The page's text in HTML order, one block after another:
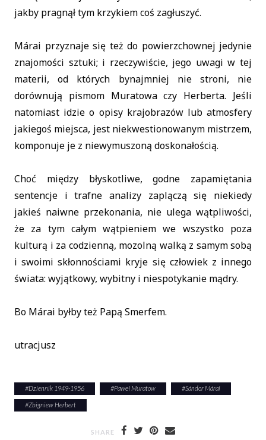
jakby pragnął tym krzykiem coś zagłuszyć.
Márai przyznaje się też do powierzchownej jedynie
znajomości sztuki; i rzeczywiście, jego uwagi w tej
materii, od których bynajmniej nie stroni, nie
dorównują pismom Muratowa czy Herberta. Jeśli
natomiast idzie o opisy krajobrazów lub atmosfery
jakiegoś miejsca, jest niekwestionowanym mistrzem,
komponuje je z niewymuszoną doskonałością.
Choć między błyskotliwe, godne zapamiętania
sentencje i trafne analizy zaplączą się niekiedy
jakieś naiwne przekonania, nie ulega wątpliwości,
że za tym całym wątpieniem we wszystko poza
kulturą i za codzienną, mozolną walką z samym sobą
i swoimi skłonnościami kryje się człowiek z innego
świata: wyjątkowy, wybitny i niespotykanie mądry.
Bo Márai byłby też Papą Smerfem.
utracjusz
#Dziennik 1949-1956 #Paweł Muratow #Sándor Márai
#Zbigniew Herbert
SHARE